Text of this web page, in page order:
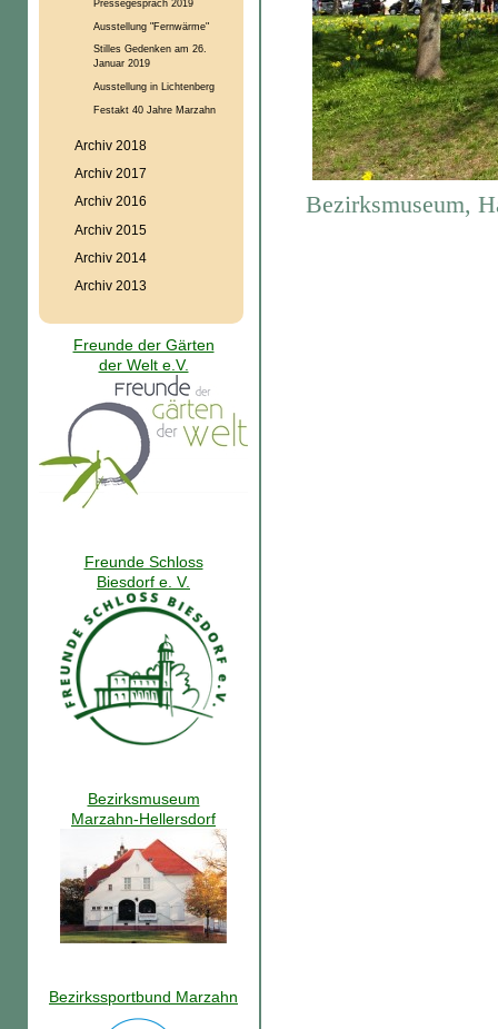
Bezirksmuseum,
Pressegespräch 2019
Ausstellung "Fernwärme"
Stilles Gedenken am 26.
Januar 2019
Ausstellung in Lichtenberg
Festakt 40 Jahre Marzahn
Archiv 2018
Archiv 2017
Archiv 2016
Archiv 2015
Archiv 2014
Archiv 2013
Freunde der Gärten
der Welt e.V.
Freunde Schloss
Biesdorf e. V.
Bezirksmuseum
Marzahn-Hellersdorf
Bezirkssportbund Marzahn